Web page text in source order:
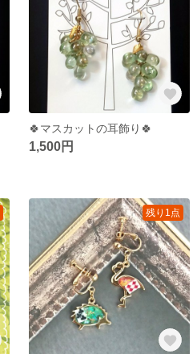
🍀マスカットの耳飾り🍀
1,500円
残り1点